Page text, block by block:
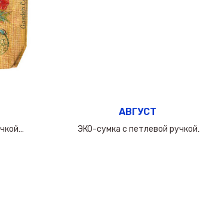
АВГУСТ
ЭКО-сумка с петлевой ручкой